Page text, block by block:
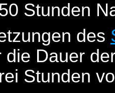
Stunden
des
die Dauer
Stunden